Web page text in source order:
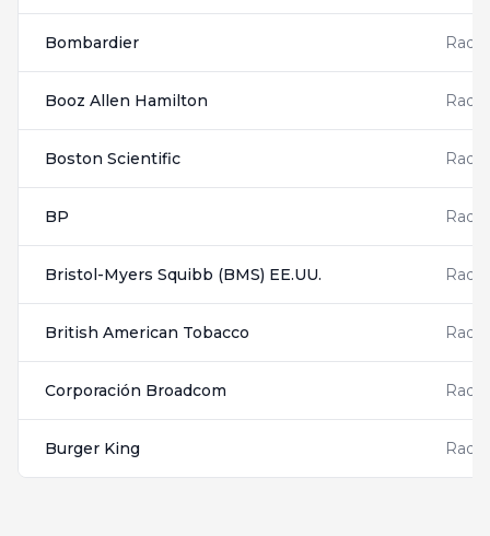
Bombardier
Booz Allen Hamilton
Boston Scientific
BP
Bristol-Myers Squibb (BMS) EE.UU.
British American Tobacco
Corporación Broadcom
Burger King